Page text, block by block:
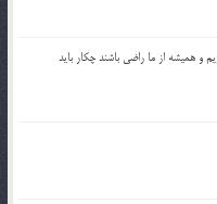
و هميشه از ما راضي باشند چكار بايد